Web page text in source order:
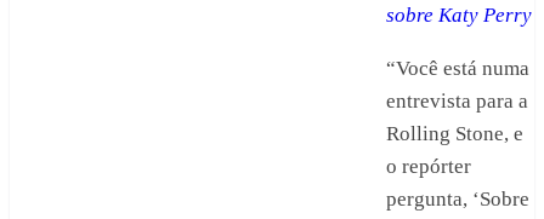
sobre Katy Perry
“Você está numa
entrevista para a
Rolling Stone, e
o repórter
pergunta, ‘Sobre